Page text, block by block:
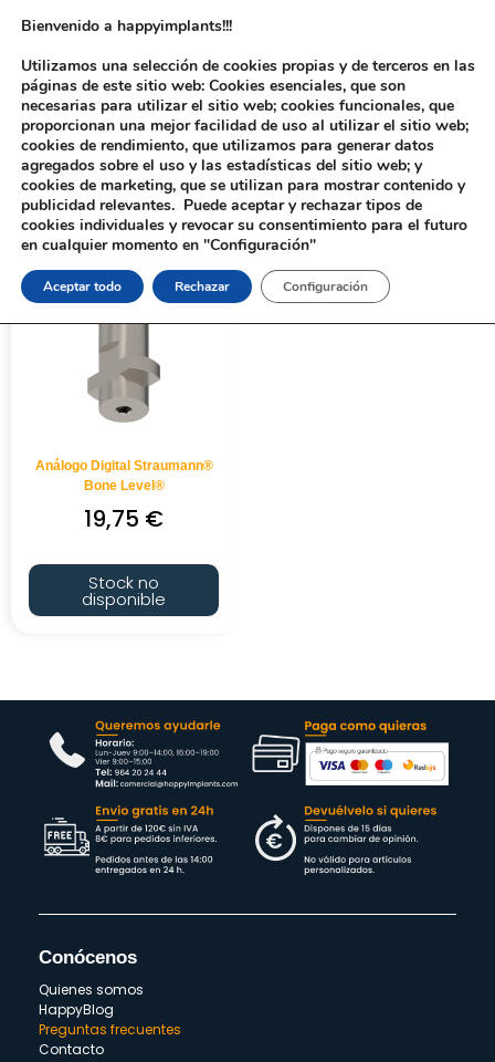
Inicio/ Productos etiquetados “211011”
Análogo Digital Straumann®
Bone Level®
19,75 €
Stock no
disponible
Conócenos
Quienes somos
HappyBlog
Preguntas frecuentes
Contacto
Bienvenido a happyimplants!!!
Utilizamos una selección de cookies propias y de terceros en las
páginas de este sitio web: Cookies esenciales, que son
necesarias para utilizar el sitio web; cookies funcionales, que
proporcionan una mejor facilidad de uso al utilizar el sitio web;
cookies de rendimiento, que utilizamos para generar datos
agregados sobre el uso y las estadísticas del sitio web; y
cookies de marketing, que se utilizan para mostrar contenido y
publicidad relevantes. Puede aceptar y rechazar tipos de
cookies individuales y revocar su consentimiento para el futuro
en cualquier momento en "Configuración"
Aceptar todo Rechazar Configuración